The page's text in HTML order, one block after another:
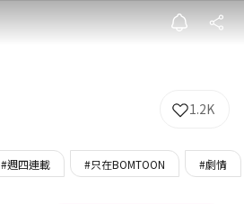
NOT BAD
1.2K
#週四連載 #只在BOMTOON #劇情